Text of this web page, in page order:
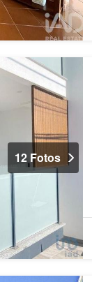
12 Fotos